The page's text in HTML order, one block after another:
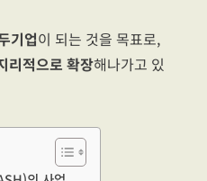
기업이 되는 것을 목표로,
리적으로 확장해나가고 있